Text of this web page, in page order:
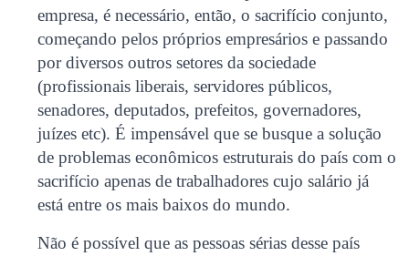
empresa, é necessário, então, o sacrifício conjunto,
começando pelos próprios empresários e passando
por diversos outros setores da sociedade
(profissionais liberais, servidores públicos,
senadores, deputados, prefeitos, governadores,
juízes etc). É impensável que se busque a solução
de problemas econômicos estruturais do país com o
sacrifício apenas de trabalhadores cujo salário já
está entre os mais baixos do mundo.
Não é possível que as pessoas sérias desse país